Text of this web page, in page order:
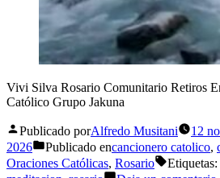
Vivi Silva Rosario Comunitario Retiros
Católico Grupo Jakuna
Publicado porAlfredo Musitani 12
2026
Publicado encancionero catolico,
Oraciones Católicas, Rosario Etiquetas: